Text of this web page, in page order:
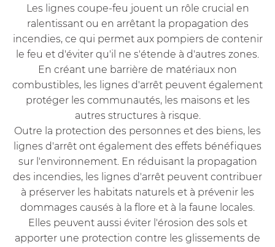
Les lignes coupe-feu jouent un rôle crucial en
ralentissant ou en arrêtant la propagation des
incendies, ce qui permet aux pompiers de contenir
le feu et d'éviter qu'il ne s'étende à d'autres zones.
En créant une barrière de matériaux non
combustibles, les lignes d'arrêt peuvent également
protéger les communautés, les maisons et les
autres structures à risque.
Outre la protection des personnes et des biens, les
lignes d'arrêt ont également des effets bénéfiques
sur l'environnement. En réduisant la propagation
des incendies, les lignes d'arrêt peuvent contribuer
à préserver les habitats naturels et à prévenir les
dommages causés à la flore et à la faune locales.
Elles peuvent aussi éviter l'érosion des sols et
apporter une protection contre les glissements de